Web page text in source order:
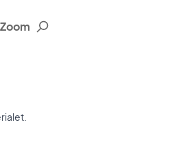
Zoom